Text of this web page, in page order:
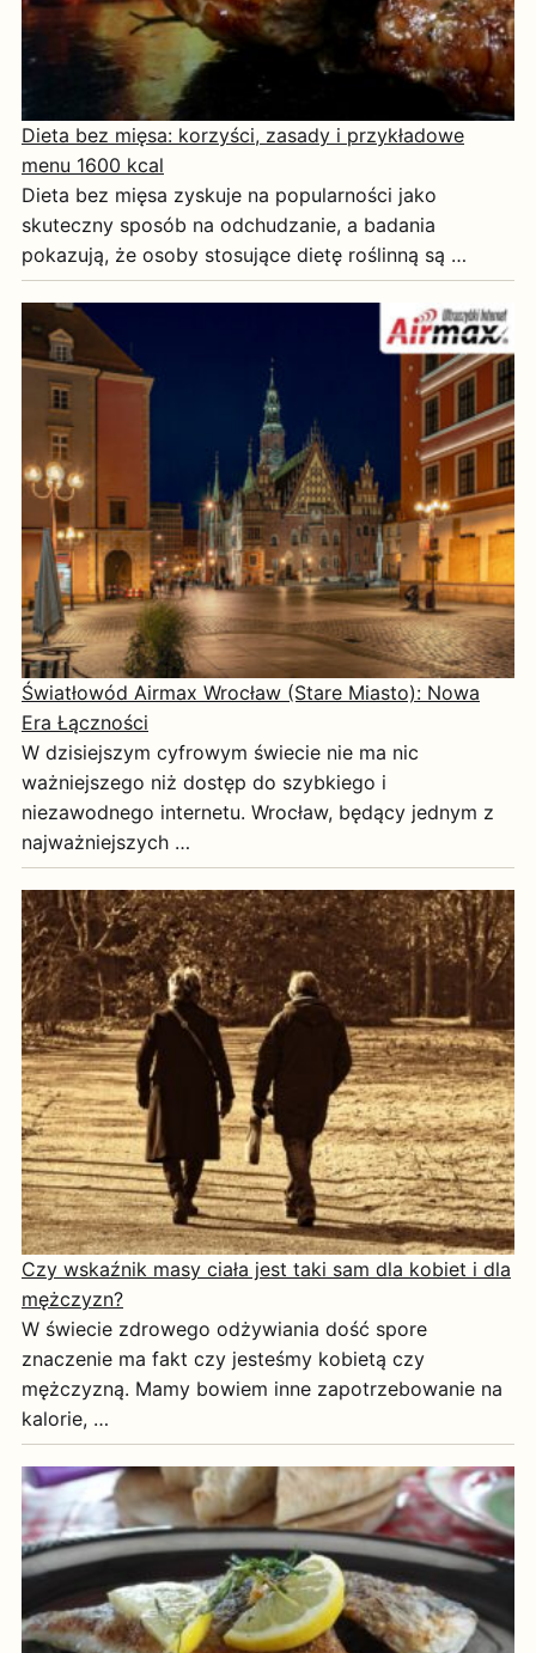
Dieta bez mięsa: korzyści, zasady i przykładowe
menu 1600 kcal
Dieta bez mięsa zyskuje na popularności jako
skuteczny sposób na odchudzanie, a badania
pokazują, że osoby stosujące dietę roślinną są …
Światłowód Airmax Wrocław (Stare Miasto): Nowa
Era Łączności
W dzisiejszym cyfrowym świecie nie ma nic
ważniejszego niż dostęp do szybkiego i
niezawodnego internetu. Wrocław, będący jednym z
najważniejszych …
Czy wskaźnik masy ciała jest taki sam dla kobiet i dla
mężczyzn?
W świecie zdrowego odżywiania dość spore
znaczenie ma fakt czy jesteśmy kobietą czy
mężczyzną. Mamy bowiem inne zapotrzebowanie na
kalorie, …